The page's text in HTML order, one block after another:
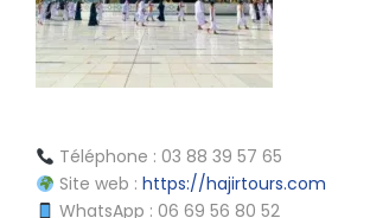
Téléphone : 03 88 39 57 65
Site web : https://hajirtours.com
WhatsApp : 06 69 56 80 52